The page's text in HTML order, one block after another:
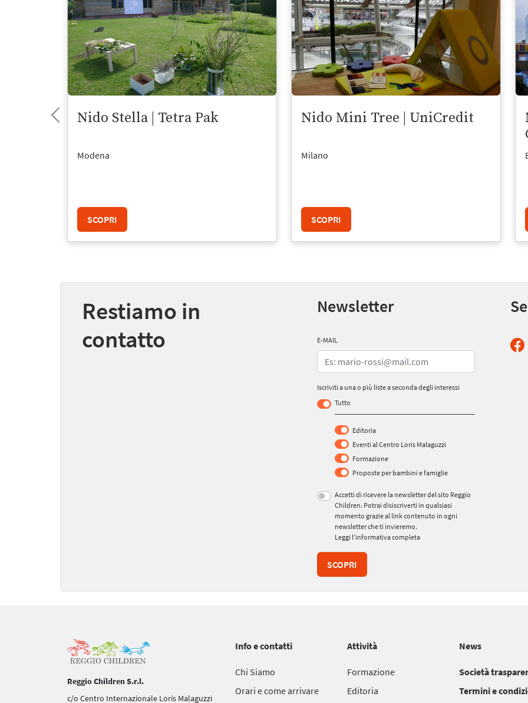
Nido Stella | Tetra Pak
Modena
SCOPRI
Nido Mini Tree | UniCredit
Milano
SCOPRI
Restiamo in
contatto
Newsletter
E-MAIL
Iscriviti a una o più liste a seconda degli interessi
Tutto
Editoria
Eventi al Centro Loris Malaguzzi
Formazione
Proposte per bambini e famiglie
Accetti di ricevere la newsletter del sito Reggio
Children. Potrai disiscriverti in qualsiasi
momento grazie al link contenuto in ogni
newsletter che ti invieremo.
Leggi l’informativa completa
SCOPRI
Reggio Children S.r.l.
c/o Centro Internazionale Loris Malaguzzi
Info e contatti
Chi Siamo
Orari e come arrivare
Attività
Formazione
Editoria
News
Società
Termini e